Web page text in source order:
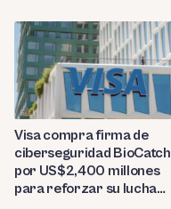
Visa compra firma de
ciberseguridad BioCatch
por US$2,400 millones
para reforzar su lucha